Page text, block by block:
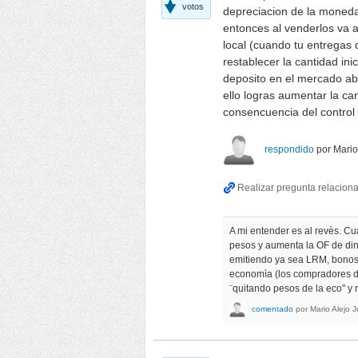
votos
depreciacion de la
entonces al venderlos va
local (cuando tu entregas
restablecer la cantidad
deposito en el mercado
ello logras aumentar la
consencuencia del
respondido por
A mi entender es al revès.
pesos y aumenta la OF de
emitiendo ya sea LRM,
economìa (los compradores
¨quitando pesos de la eco"
comentado por Mario Alejo